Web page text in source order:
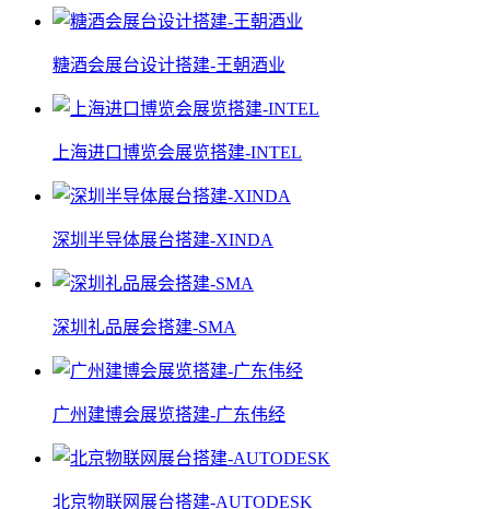
糖酒会展台设计搭建-王朝酒业
上海进口博览会展览搭建-INTEL
深圳半导体展台搭建-XINDA
深圳礼品展会搭建-SMA
广州建博会展览搭建-广东伟经
北京物联网展台搭建-AUTODESK